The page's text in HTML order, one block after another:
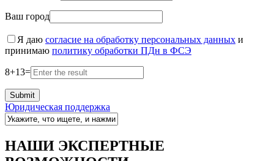
Ваш город
Я даю согласие на обработку персональных данных и
принимаю политику обработки ПДн в ФСЭ
8+13=
Юридическая поддержка
НАШИ ЭКСПЕРТНЫЕ